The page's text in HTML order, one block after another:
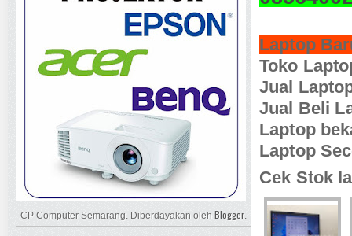
Laptop
Toko
Jual
Jual Beli
Laptop
Laptop
Cek Stok
CP Computer Semarang. Diberdayakan oleh Blogger.